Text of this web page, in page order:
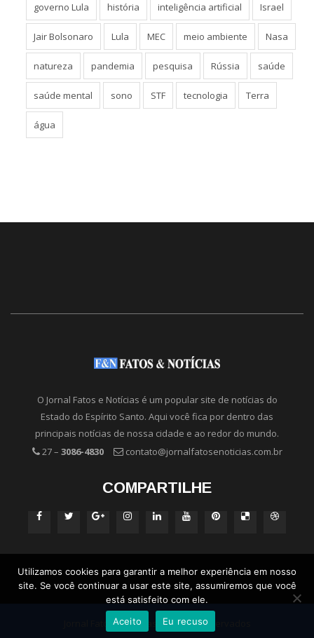
governo Lula história inteligência artificial Israel
Jair Bolsonaro Lula MEC meio ambiente Nasa
natureza pandemia pesquisa Rússia saúde
saúde mental sono STF tecnologia Terra
água
O Jornal Fatos e Notícias é um popular site de notícias do
Estado do Espírito Santo. Aqui você fica por dentro das
principais notícias de nossa cidade e ao redor do mundo.
27 – 3086-4830 contato@jornalfatosenoticias.com.br
COMPARTILHE
Jornal Fatos e Notícias - Direitos Reservados
Utilizamos cookies para garantir a melhor experiência em nosso
site. Se você continuar a usar este site, assumiremos que você
está satisfeito com ele.
Aceito
Eu recuso